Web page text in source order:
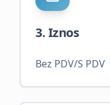
3. Iznos
Bez PDV/S PDV